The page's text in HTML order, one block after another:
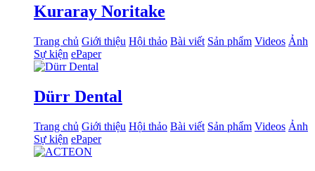
Kuraray Noritake
Trang chủ Giới thiệu Hội thảo Bài viết Sản phẩm Videos Ảnh
Sự kiện ePaper
Dürr Dental
Trang chủ Giới thiệu Hội thảo Bài viết Sản phẩm Videos Ảnh
Sự kiện ePaper